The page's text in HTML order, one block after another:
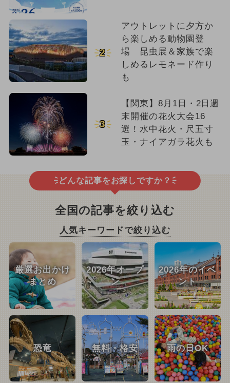
2
アウトレットに夕方か
ら楽しめる動物園登
場 昆虫展＆家族で楽
しめるレモネード作り
も
3
【関東】8月1日・2日週
末開催の花火大会16
選！水中花火・尺五寸
玉・ナイアガラ花火も
どんな記事をお探しですか？
全国の記事を絞り込む
人気キーワードで絞り込む
厳選お出かけ
まとめ
2026年オープ
ン
2026年のイベ
ント
恐竜 無料・格安 雨の日OK